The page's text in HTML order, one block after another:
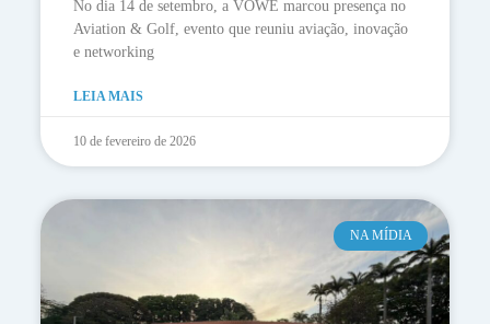
No dia 14 de setembro, a VOWE marcou presença no
Aviation & Golf, evento que reuniu aviação, inovação
e networking
LEIA MAIS
10 de fevereiro de 2026
NA MÍDIA